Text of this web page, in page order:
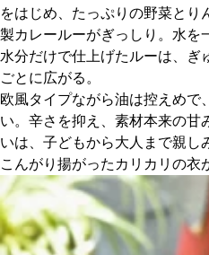
カレーが好き
京都おやつク
私と店のはな
今月の京みや
京都の書店
をはじめ、たっぷりの野菜とり
製カレールーがぎっしり。水を
水分だけで仕上げたルーは、ぎ
ごとに広がる。
欧風タイプながら油は控えめで
い。辛さを抑え、素材本来の甘
いは、子どもから大人まで親し
こんがり揚がったカリカリの衣